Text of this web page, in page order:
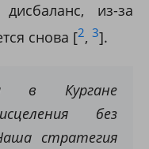
из-за
снова [2, 3].
в Кургане
без
стратегия